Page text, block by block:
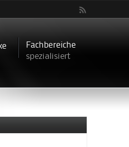
Fachbereiche
spezialisiert